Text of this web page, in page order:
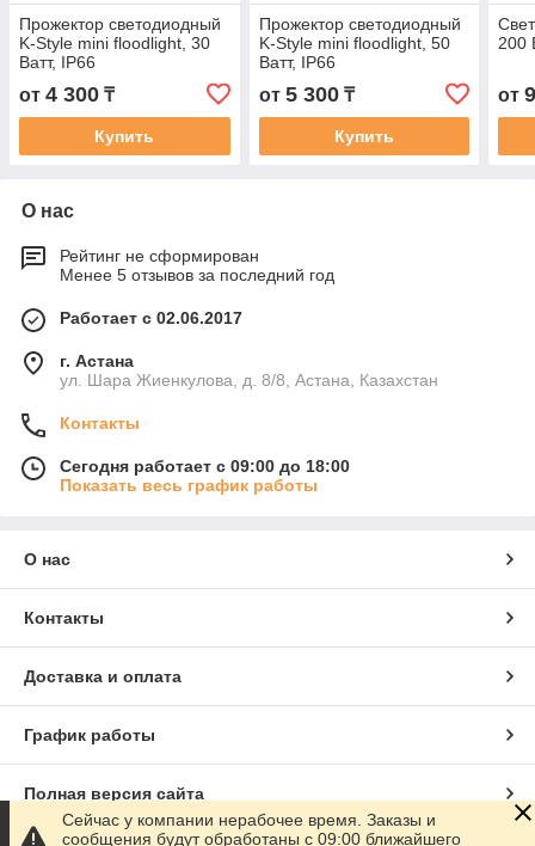
Прожектор светодиодный
K-Style mini floodlight, 30
Ватт, IP66
от 4 300 ₸
Купить
Прожектор светодиодный
K-Style mini floodlight, 50
Ватт, IP66
от 5 300₸
Купить
200
от
О нас
Рейтинг не сформирован
Менее 5 отзывов за последний год
Работает с 02.06.2017
г. Астана
ул. Шара Жиенкулова, д. 8/8, Астана, Казахстан
Контакты
Сегодня работает с 09:00 до 18:00
Показать весь график работы
О нас
Контакты
Доставка и оплата
График работы
Полная версия сайта
Сейчас у компании нерабочее время. Заказы и
сообщения будут обработаны с 09:00 ближайшего